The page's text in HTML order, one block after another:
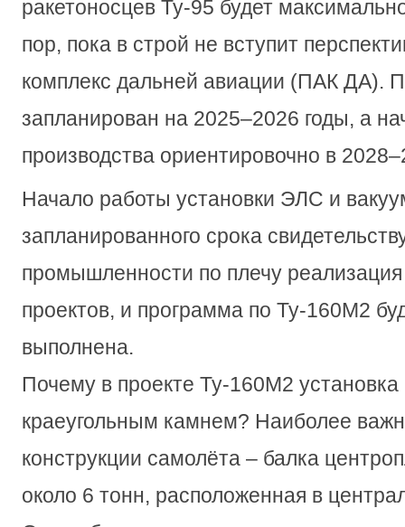
ракетоносцев Ту-95 будет
пор, пока в строй не вступит
комплекс дальней авиации (ПАК ДА).
запланирован на 2025–2026 годы, а
производства ориентировочно в
Начало работы установки ЭЛС и
запланированного срока
промышленности по плечу
проектов, и программа по Ту-160М2
выполнена.
Почему в проекте Ту-160М2
краеугольным камнем? Наиболее
конструкции самолёта – балка
около 6 тонн, расположенная в